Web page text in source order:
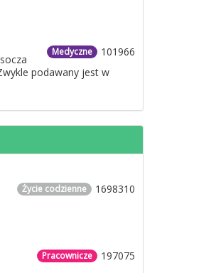
101966
Medyczne
podawany jest w
1698310
Życie codzienne
197075
Pracownicze